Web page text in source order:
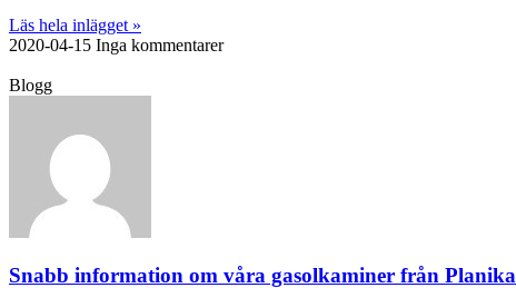
Läs hela inlägget »
2020-04-15 Inga kommentarer
Blogg
Snabb information om våra gasolkaminer från Planika